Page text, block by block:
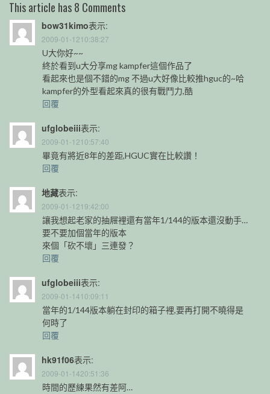
This article has 8 Comments
bow31kimo表示:
2009-01-1210:38:27
U大你好~~
終於看到u大分享mg kampfer這個作品了
看起來也是個不錯的mg 不過u大好像比較推hguc的~哈
kampfer的外型看起來真的很有戰鬥力,酷
回覆
ufglobeiii表示:
2009-01-1210:57:40
畢竟有將近8年的差距,HGUC實在比較讚！
回覆
地藏表示:
2009-01-1219:42:00
讓我想起老家的抽屜裡還有當年1/144的版本還沒動手…
要不要加個當年的版本
來個「砍不壞」三連發？
回覆
ufglobeiii表示:
2009-01-1410:09:11
當年的1/144版本躺在封印的箱子裡,要再打開不曉得是
何時了
回覆
hk91f06表示:
2009-01-1420:51:36
時間的歷練果然有差阿…